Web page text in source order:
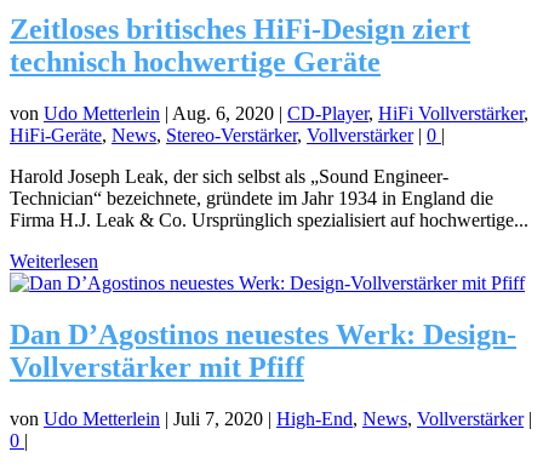
Zeitloses britisches HiFi-Design ziert
technisch hochwertige Geräte
von Udo Metterlein | Aug. 6, 2020 | CD-Player, HiFi Vollverstärker,
HiFi-Geräte, News, Stereo-Verstärker, Vollverstärker| 0 |
Harold Joseph Leak, der sich selbst als „Sound Engineer-
Technician“ bezeichnete, gründete im Jahr 1934 in England die
Firma H.J. Leak & Co. Ursprünglich spezialisiert auf hochwertige...
Weiterlesen
Dan D’Agostinos neuestes Werk: Design-
Vollverstärker mit Pfiff
von Udo Metterlein | Juli 7, 2020 | High-End, News, Vollverstärker|
0 |